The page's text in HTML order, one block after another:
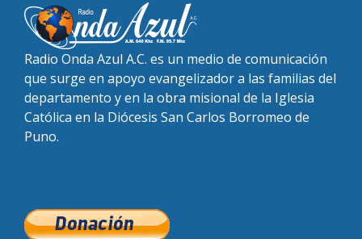
Radio Onda Azul A.C. es un medio de comunicación
que surge en apoyo evangelizador a las familias del
departamento y en la obra misional de la Iglesia
Católica en la Diócesis San Carlos Borromeo de
Puno.